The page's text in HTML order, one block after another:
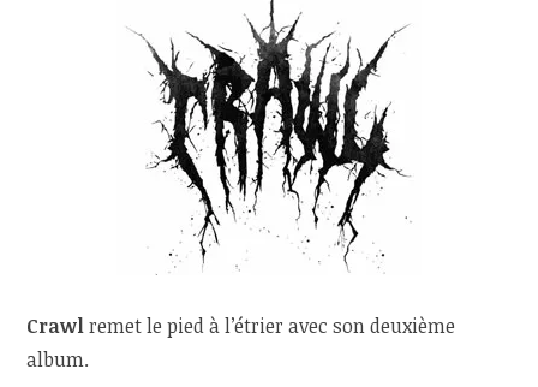
Crawlremet le pied à l’étrier avec son deuxième
album.